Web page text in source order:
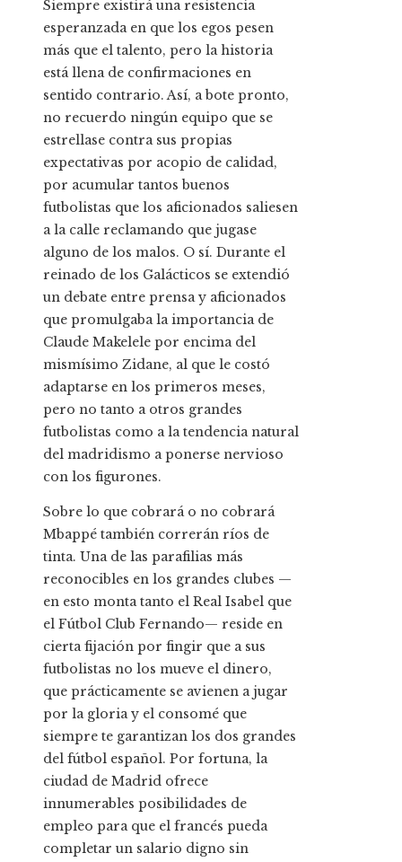
Siempre existirá una resistencia
esperanzada en que los egos pesen
más que el talento, pero la historia
está llena de confirmaciones en
sentido contrario. Así, a bote pronto,
no recuerdo ningún equipo que se
estrellase contra sus propias
expectativas por acopio de calidad,
por acumular tantos buenos
futbolistas que los aficionados saliesen
a la calle reclamando que jugase
alguno de los malos. O sí. Durante el
reinado de los Galácticos se extendió
un debate entre prensa y aficionados
que promulgaba la importancia de
Claude Makelele por encima del
mismísimo Zidane, al que le costó
adaptarse en los primeros meses,
pero no tanto a otros grandes
futbolistas como a la tendencia natural
del madridismo a ponerse nervioso
con los figurones.
Sobre lo que cobrará o no cobrará
Mbappé también correrán ríos de
tinta. Una de las parafilias más
reconocibles en los grandes clubes —
en esto monta tanto el Real Isabel que
el Fútbol Club Fernando— reside en
cierta fijación por fingir que a sus
futbolistas no los mueve el dinero,
que prácticamente se avienen a jugar
por la gloria y el consomé que
siempre te garantizan los dos grandes
del fútbol español. Por fortuna, la
ciudad de Madrid ofrece
innumerables posibilidades de
empleo para que el francés pueda
completar un salario digno sin